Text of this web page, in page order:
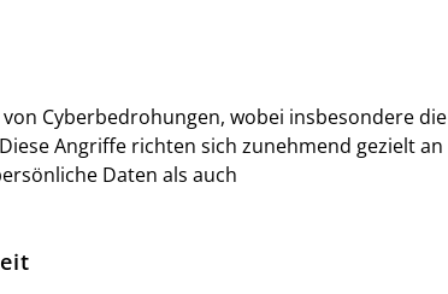
Cyberbedrohungen, wobei insbesondere die
Angriffe richten sich zunehmend gezielt an
Daten als auch